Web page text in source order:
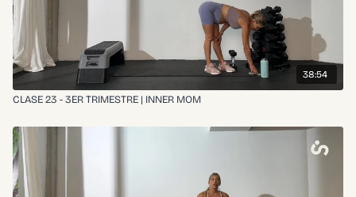
38:54
CLASE 23 - 3ER TRIMESTRE | INNER MOM